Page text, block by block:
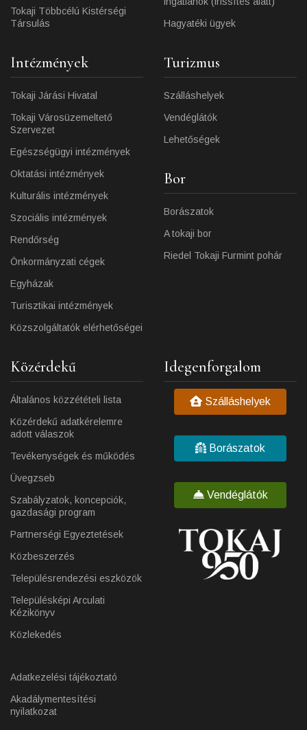
Tokaji Többcélú Kistérségi
Társulás
Hagyatéki ügyek
Intézmények
Tokaji Járási Hivatal
Tokaji Városüzemeltető
Szervezet
Egészségügyi intézmények
Oktatási intézmények
Kulturális intézmények
Szociális intézmények
Rendőrség
Önkormányzati cégek
Egyházak
Turisztikai intézmények
Közszolgáltatók elérhetőségei
Turizmus
Szálláshelyek
Vendéglátók
Lehetőségek
Bor
Borászatok
A tokaji bor
Riedel Tokaji Furmint pohár
Közérdekű
Általános közzétételi lista
Közérdekű adatkérelemre
adott válaszok
Tevékenységek és működés
Üvegzseb
Szabályzatok, koncepciók,
gazdasági program
Partnerségi Egyeztetések
Közbeszerzés
Településrendezési eszközök
Településképi Arculati
Kézikönyv
Közlekedés
Adatkezelési tájékoztató
Akadálymentesítési
nyilatkozat
Idegenforgalom
Szálláshelyek
Borászatok
Vendéglátók